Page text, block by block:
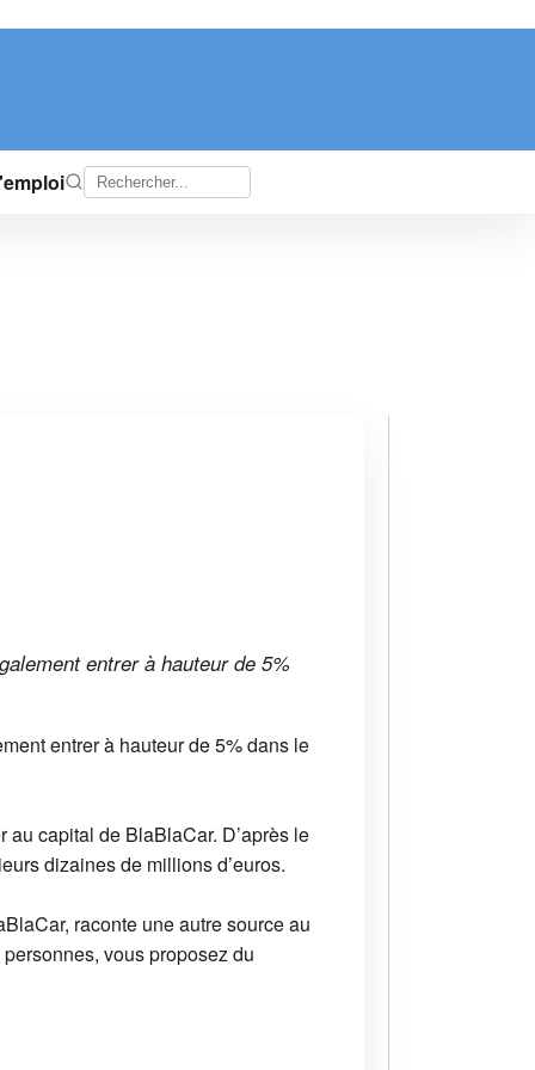
entrer à hauteur de 5%
entrer à hauteur de 5% dans le
au capital de BlaBlaCar. D’après le
dizaines de millions d’euros.
raconte une autre source au
vous proposez du